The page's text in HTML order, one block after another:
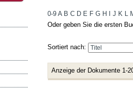
0-9 A B C D E F G H J K L
Oder geben Sie die ersten
Sortiert nach:
Anzeige der Dokumente 1-